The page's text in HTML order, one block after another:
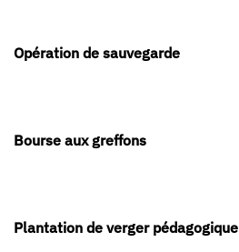
Opération de sauvegarde
Bourse aux greffons
Plantation de verger pédagogique